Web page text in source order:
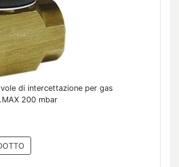
di intercettazione per gas
200 mbar